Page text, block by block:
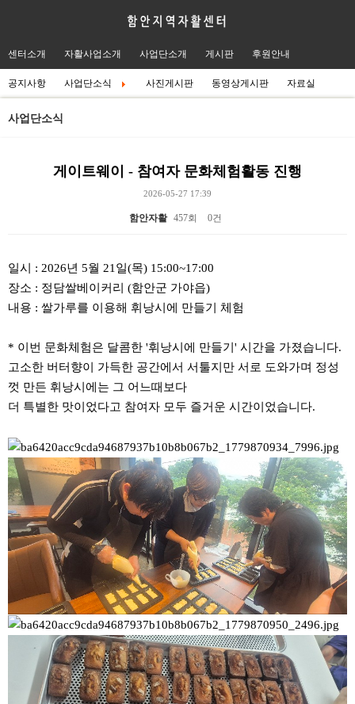
센터소개 자활사업소개 사업단소개 게시판 후원안내
공지사항 사업단소식 사진게시판 동영상게시판 자료실
사업단소식
게이트웨이 - 참여자 문화체험활동 진행
2026-05-27 17:39
함안자활 457회 0건
일시 : 2026년 5월 21일(목) 15:00~17:00
장소 : 정담쌀베이커리 (함안군 가야읍)
내용 : 쌀가루를 이용해 휘낭시에 만들기 체험
* 이번 문화체험은 달콤한 '휘낭시에 만들기' 시간을 가졌습니다.
고소한 버터향이 가득한 공간에서 서툴지만 서로 도와가며 정성
껏 만든 휘낭시에는 그 어느때보다
더 특별한 맛이었다고 참여자 모두 즐거운 시간이었습니다.